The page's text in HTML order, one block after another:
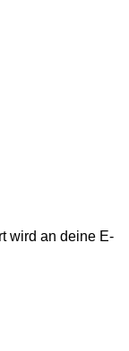
wird an deine E-